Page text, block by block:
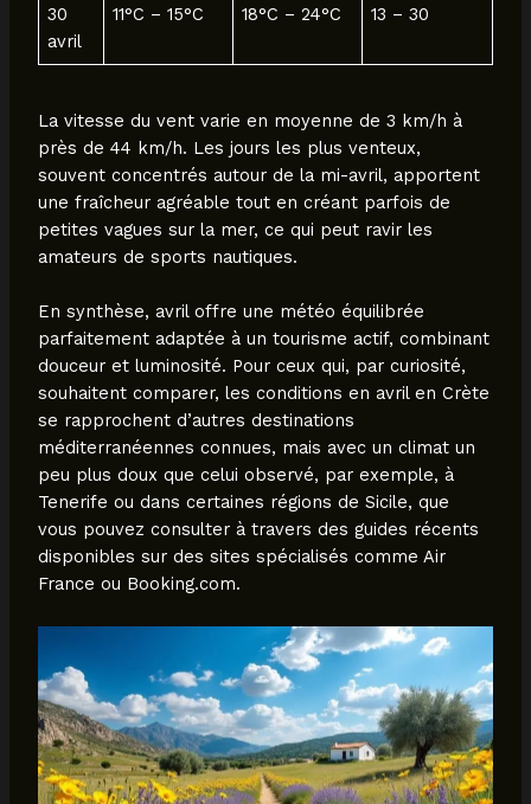
30
avril
11°C – 15°C 18°C – 24°C 13 – 30
La vitesse du vent varie en moyenne de 3 km/h à
près de 44 km/h. Les jours les plus venteux,
souvent concentrés autour de la mi-avril, apportent
une fraîcheur agréable tout en créant parfois de
petites vagues sur la mer, ce qui peut ravir les
amateurs de sports nautiques.
En synthèse, avril offre une météo équilibrée
parfaitement adaptée à un tourisme actif, combinant
douceur et luminosité. Pour ceux qui, par curiosité,
souhaitent comparer, les conditions en avril en Crète
se rapprochent d’autres destinations
méditerranéennes connues, mais avec un climat un
peu plus doux que celui observé, par exemple, à
Tenerife ou dans certaines régions de Sicile, que
vous pouvez consulter à travers des guides récents
disponibles sur des sites spécialisés comme Air
France ou Booking.com.